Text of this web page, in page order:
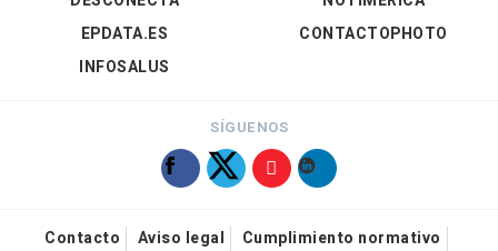
EPDATA.ES
INFOSALUS
CONTACTOPHOTO
SÍGUENOS
Contacto Aviso legal Cumplimiento normativo